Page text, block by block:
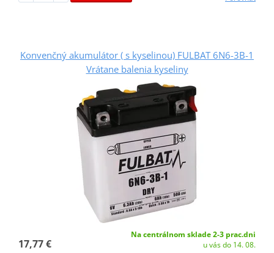
Konvenčný akumulátor ( s kyselinou) FULBAT 6N6-3B-1
Vrátane balenia kyseliny
17,77 €
Na centrálnom sklade 2-3 prac.dni
u vás do 14. 08.